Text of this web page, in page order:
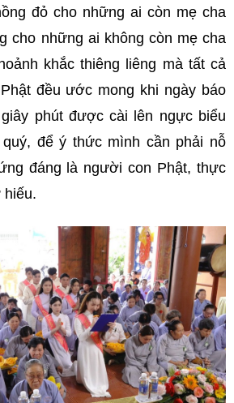
đỏ cho những ai còn mẹ cha
cho những ai không còn mẹ cha
khắc thiêng liêng mà tất cả
đều ước mong khi ngày báo
phút được cài lên ngực biểu
để ý thức mình cần phải nỗ
đáng là người con Phật, thực
hiếu.